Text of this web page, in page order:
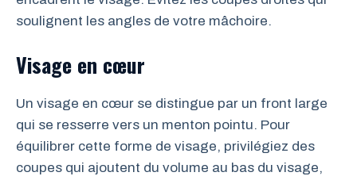
soulignent les angles de votre mâchoire.
Visage en cœur
Un visage en cœur se distingue par un front large
qui se resserre vers un menton pointu. Pour
équilibrer cette forme de visage, privilégiez des
coupes qui ajoutent du volume au bas du visage,